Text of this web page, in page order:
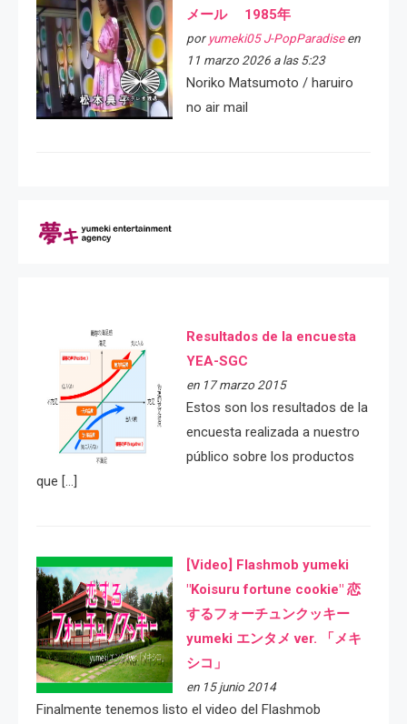
メール 1985年
por yumeki05 J-PopParadiseen
11 marzo 2026 a las 5:23
Noriko Matsumoto / haruiro
no air mail
Resultados de la encuesta
YEA-SGC
en 17 marzo 2015
Estos son los resultados de la
encuesta realizada a nuestro
público sobre los productos
que […]
[Video] Flashmob yumeki
"Koisuru fortune cookie" 恋
するフォーチュンクッキー
yumeki エンタメ ver. 「メキ
シコ」
en 15 junio 2014
Finalmente tenemos listo el video del Flashmob